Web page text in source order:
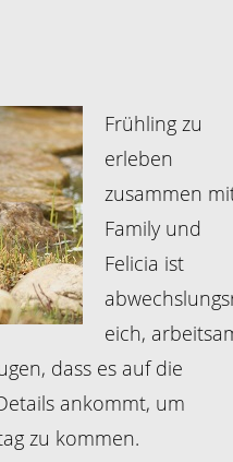
Frühling zu
erleben
zusammen
Family und
Felicia ist
eich,
dass es auf die
ankommt, um
zu kommen.